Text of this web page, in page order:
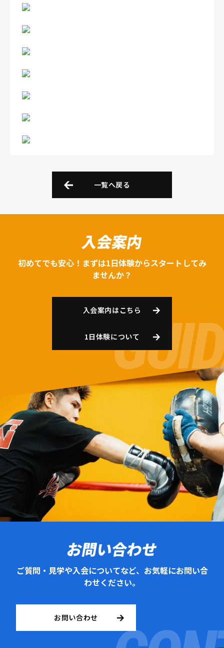
一覧へ戻る
入会案内
初めてでも安心！まずは1日体験からスタートしてみ
ませんか？
入会案内はこちら
1日体験について
お問い合わせ
ご質問・見学や入会についてなど、お気軽にお問い合
わせください。
お問い合わせ